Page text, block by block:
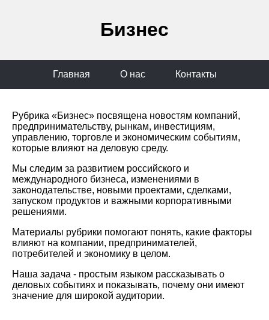
Бизнес
Главная О нас Контакты
Рубрика «Бизнес» посвящена новостям компаний,
предпринимательству, рынкам, инвестициям,
управлению, торговле и экономическим событиям,
которые влияют на деловую среду.
Мы следим за развитием российского и
международного бизнеса, изменениями в
законодательстве, новыми проектами, сделками,
запуском продуктов и важными корпоративными
решениями.
Материалы рубрики помогают понять, какие факторы
влияют на компании, предпринимателей,
потребителей и экономику в целом.
Наша задача - простым языком рассказывать о
деловых событиях и показывать, почему они имеют
значение для широкой аудитории.